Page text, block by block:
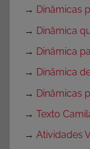
→ Dinâmicas
→ Dinâmica
→ Dinâmica
→ Dinâmica
→ Dinâmicas
→ Texto
→ Atividades